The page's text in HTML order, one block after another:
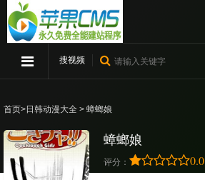
搜视频
首页>日韩动漫大全 > 蟑螂娘
蟑螂娘
评分： 0.0